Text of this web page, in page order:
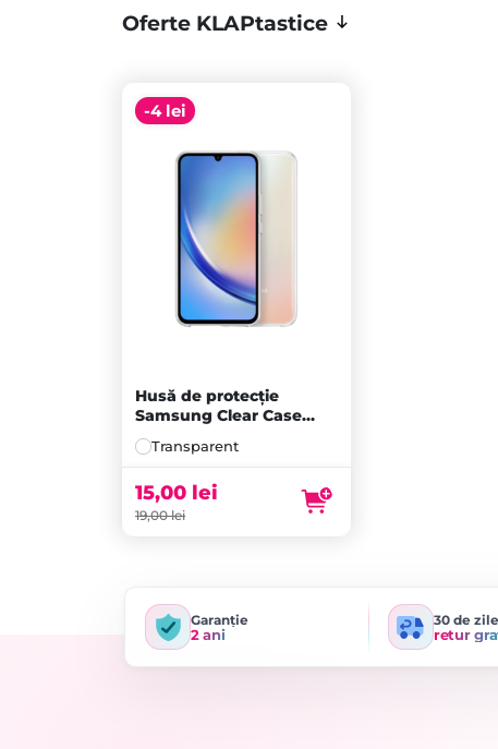
Oferte KLAPtastice
-4 lei
Husă de protecție
Samsung Clear Case
pentru Galaxy A34,
Transparentă
Transparent
19,00lei
15,00 lei
Garanție
2 ani
30 de zile
retur